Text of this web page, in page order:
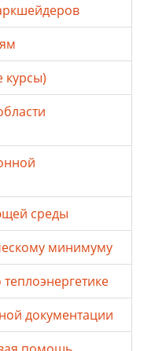
курсы)
среды
минимуму
документации